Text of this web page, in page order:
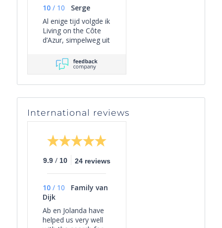
10 / 10
Serge
Al enige tijd volgde ik
Living on the Côte
d’Azur, simpelweg uit
interesse, omdat het
een overzichtelijk
actuele aanbod van
villa’s in Zuid-
er leuke periodieke
verzonden met
interessante weetjes
over het gebied en
wat er te doen is.
Een paar maanden
als gezin onze lang
gekoesterde droom
waar te maken:
actief op zoek naar
International reviews
9.9 / 10 24 reviews
10 / 10
Family van
Dijk
Ab en Jolanda have
helped us very well